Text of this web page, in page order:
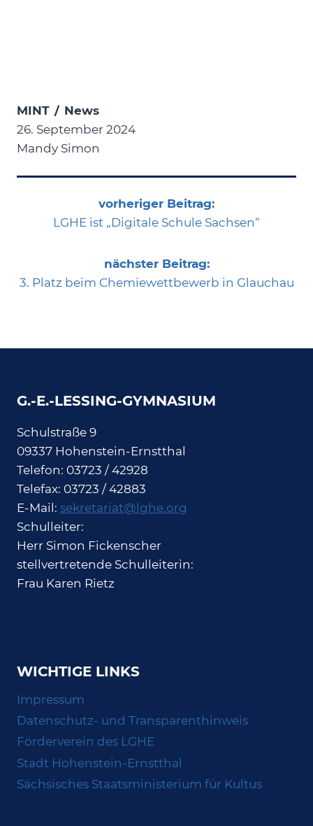
MINT / News
26. September 2024
Mandy Simon
vorheriger Beitrag:
LGHE ist „Digitale Schule Sachsen“
nächster Beitrag:
3. Platz beim Chemiewettbewerb in Glauchau
G.-E.-LESSING-GYMNASIUM
Schulstraße 9
09337 Hohenstein-Ernstthal
Telefon: 03723 / 42928
Telefax: 03723 / 42883
E-Mail: sekretariat@lghe.org
Schulleiter:
Herr Simon Fickenscher
stellvertretende Schulleiterin:
Frau Karen Rietz
WICHTIGE LINKS
Impressum
Datenschutz- und Transparenthinweis
Förderverein des LGHE
Stadt Hohenstein-Ernstthal
Sächsisches Staatsministerium für Kultus